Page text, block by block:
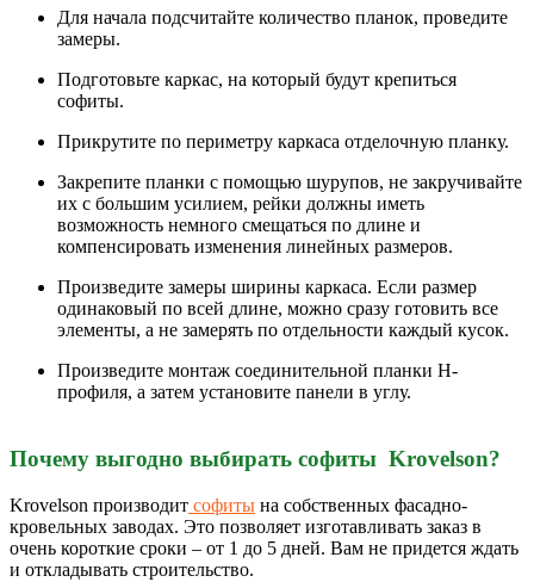
Для начала подсчитайте количество планок, проведите
замеры.
Подготовьте каркас, на который будут крепиться
софиты.
Прикрутите по периметру каркаса отделочную планку.
Закрепите планки с помощью шурупов, не закручивайте
их с большим усилием, рейки должны иметь
возможность немного смещаться по длине и
компенсировать изменения линейных размеров.
Произведите замеры ширины каркаса. Если размер
одинаковый по всей длине, можно сразу готовить все
элементы, а не замерять по отдельности каждый кусок.
Произведите монтаж соединительной планки Н-
профиля, а затем установите панели в углу.
Почему выгодно выбирать софиты Krovelson?
Krovelson производит софиты на собственных фасадно-
кровельных заводах. Это позволяет изготавливать заказ в
очень короткие сроки – от 1 до 5 дней. Вам не придется ждать
и откладывать строительство.